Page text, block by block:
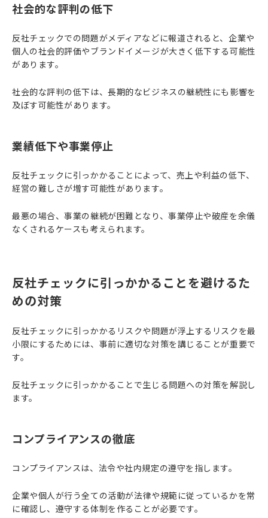
社会的な評判の低下
反社チェックでの問題がメディアなどに報道されると、企業や
個人の社会的評価やブランドイメージが大きく低下する可能性
があります。
社会的な評判の低下は、長期的なビジネスの継続性にも影響を
及ぼす可能性があります。
業績低下や事業停止
反社チェックに引っかかることによって、売上や利益の低下、
経営の難しさが増す可能性があります。
最悪の場合、事業の継続が困難となり、事業停止や破産を余儀
なくされるケースも考えられます。
反社チェックに引っかかることを避けるた
めの対策
反社チェックに引っかかるリスクや問題が浮上するリスクを最
小限にするためには、事前に適切な対策を講じることが重要で
す。
反社チェックに引っかかることで生じる問題への対策を解説し
ます。
コンプライアンスの徹底
コンプライアンスは、法令や社内規定の遵守を指します。
企業や個人が行う全ての活動が法律や規範に従っているかを常
に確認し、遵守する体制を作ることが必要です。